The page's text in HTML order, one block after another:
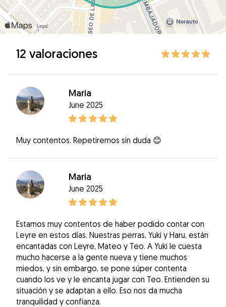
12 valoraciones
Maria
June 2025
Muy contentos. Repetiremos sin duda 😊
Maria
June 2025
Estamos muy contentos de haber podido contar con
Leyre en estos días. Nuestras perras, Yuki y Haru, están
encantadas con Leyre, Mateo y Teo. A Yuki le cuesta
mucho hacerse a la gente nueva y tiene muchos
miedos, y sin embargo, se pone súper contenta
cuando los ve y le encanta jugar con Teo. Entienden su
situación y se adaptan a ello. Eso nos da mucha
tranquilidad y confianza.